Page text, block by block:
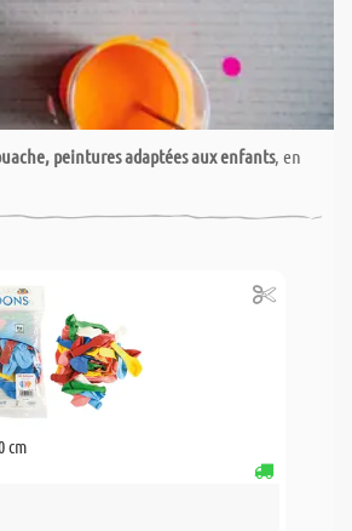
peintures adaptées aux enfants, en
cm